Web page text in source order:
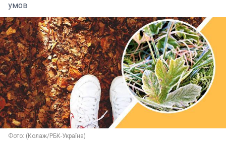
умов
Фото: (Колаж/РБК-Україна)